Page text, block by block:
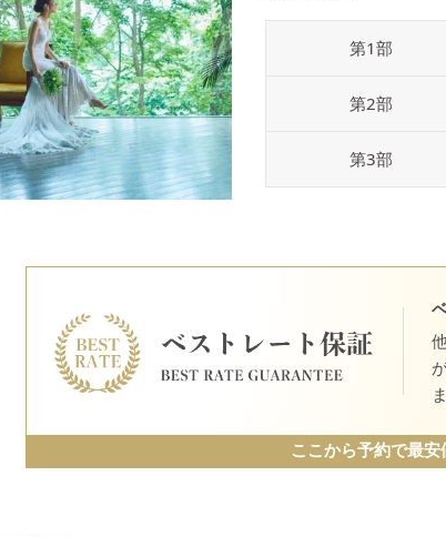
第1部
第2部
第3部
ここから予約で最安